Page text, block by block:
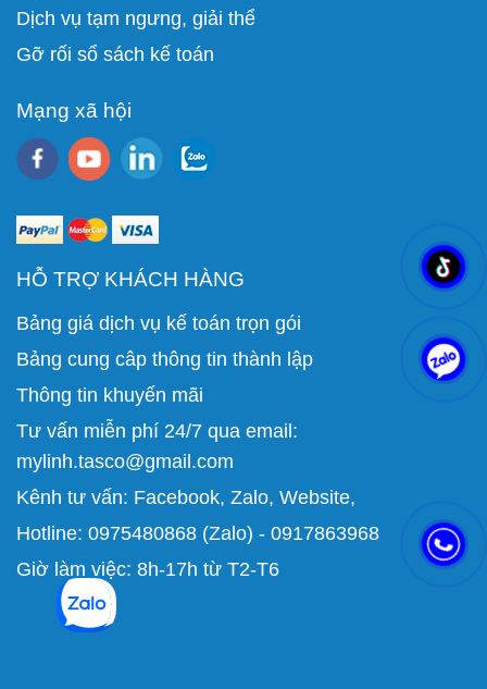
Dịch vụ tạm ngưng, giải thể
Gỡ rối sổ sách kế toán
Mạng xã hội
HỖ TRỢ KHÁCH HÀNG
Bảng giá dịch vụ kế toán trọn gói
Bảng cung câp thông tin thành lập
Thông tin khuyến mãi
Tư vấn miễn phí 24/7 qua email:
mylinh.tasco@gmail.com
Kênh tư vấn: Facebook, Zalo, Website,
Hotline: 0975480868 (Zalo) - 0917863968
Giờ làm việc: 8h-17h từ T2-T6